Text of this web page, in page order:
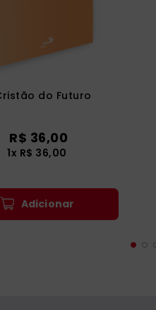
do Futuro
R$ 36,00
1x R$ 36,00
Adicionar